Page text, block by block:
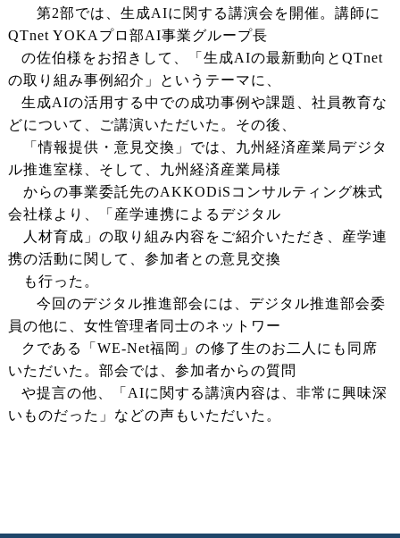
第2部では、生成AIに関する講演会を開催。講師に
QTnet YOKAプロ部AI事業グループ長
の佐伯様をお招きして、「生成AIの最新動向とQTnet
の取り組み事例紹介」というテーマに、
生成AIの活用する中での成功事例や課題、社員教育な
どについて、ご講演いただいた。その後、
「情報提供・意見交換」では、九州経済産業局デジタ
ル推進室様、そして、九州経済産業局様
からの事業委託先のAKKODiSコンサルティング株式
会社様より、「産学連携によるデジタル
人材育成」の取り組み内容をご紹介いただき、産学連
携の活動に関して、参加者との意見交換
も行った。
今回のデジタル推進部会には、デジタル推進部会委
員の他に、女性管理者同士のネットワー
クである「WE-Net福岡」の修了生のお二人にも同席
いただいた。部会では、参加者からの質問
や提言の他、「AIに関する講演内容は、非常に興味深
いものだった」などの声もいただいた。